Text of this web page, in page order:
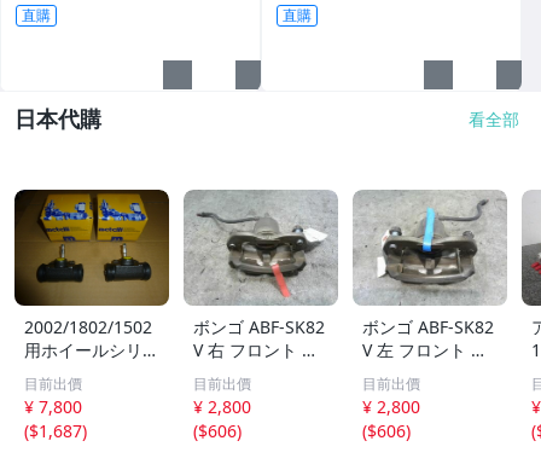
直購 直購
日本代購 看全部
2002/1802/1502
用ホイールシリン
ダー左右セット新
品イタリア製
目前出價
¥ 7,800
($1,687)
ボンゴ ABF-SK82
V 右 フロント ブ
レーキ キャリパ
ー A2W
目前出價
¥ 2,800
($606)
ボンゴ ABF-SK82
V 左 フロント ブ
レーキ キャリパ
ー A2W
目前出價
¥ 2,800
($606)
(